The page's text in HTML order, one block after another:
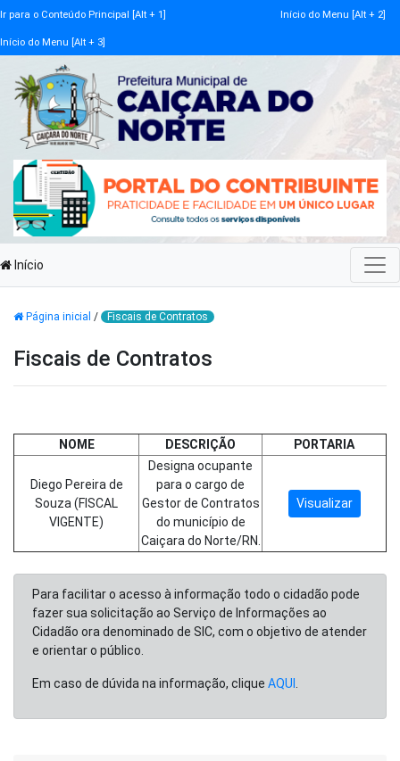
Ir para o Conteúdo Principal [Alt + 1] Início do Menu [Alt + 2]
Início do Menu [Alt + 3]
Início
Página inicial / Fiscais de Contratos
Fiscais de Contratos
NOME DESCRIÇÃO PORTARIA
Diego Pereira de
Souza (FISCAL
VIGENTE)
Designa ocupante
para o cargo de
Gestor de Contratos
do município de
Caiçara do Norte/RN.
Visualizar
Para facilitar o acesso à informação todo o cidadão pode
fazer sua solicitação ao Serviço de Informações ao
Cidadão ora denominado de SIC, com o objetivo de atender
e orientar o público.
Em caso de dúvida na informação, clique AQUI